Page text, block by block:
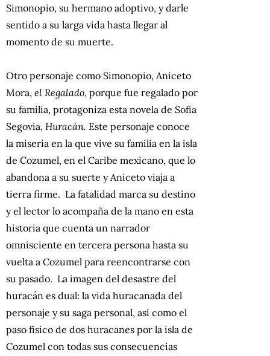
Simonopio, su hermano adoptivo, y darle
sentido a su larga vida hasta llegar al
momento de su muerte.
Otro personaje como Simonopio, Aniceto
Mora, el Regalado, porque fue regalado por
su familia, protagoniza esta novela de Sofía
Segovia, Huracán. Este personaje conoce
la miseria en la que vive su familia en la isla
de Cozumel, en el Caribe mexicano, que lo
abandona a su suerte y Aniceto viaja a
tierra firme. La fatalidad marca su destino
y el lector lo acompaña de la mano en esta
historia que cuenta un narrador
omnisciente en tercera persona hasta su
vuelta a Cozumel para reencontrarse con
su pasado. La imagen del desastre del
huracán es dual: la vida huracanada del
personaje y su saga personal, así como el
paso físico de dos huracanes por la isla de
Cozumel con todas sus consecuencias